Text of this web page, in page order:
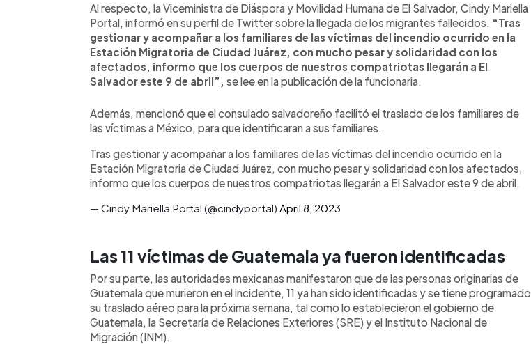
Al respecto, la Viceministra de Diáspora y Movilidad Humana de El Salvador, Cindy Mariella
Portal, informó en su perfil de Twitter sobre la llegada de los migrantes fallecidos. “Tras
gestionar y acompañar a los familiares de las víctimas del incendio ocurrido en la
Estación Migratoria de Ciudad Juárez, con mucho pesar y solidaridad con los
afectados, informo que los cuerpos de nuestros compatriotas llegarán a El
Salvador este 9 de abril”, se lee en la publicación de la funcionaria.
Además, mencionó que el consulado salvadoreño facilitó el traslado de los familiares de
las víctimas a México, para que identificaran a sus familiares.
Tras gestionar y acompañar a los familiares de las víctimas del incendio ocurrido en la
Estación Migratoria de Ciudad Juárez, con mucho pesar y solidaridad con los afectados,
informo que los cuerpos de nuestros compatriotas llegarán a El Salvador este 9 de abril.
— Cindy Mariella Portal (@cindyportal) April 8, 2023
Las 11 víctimas de Guatemala ya fueron identificadas
Por su parte, las autoridades mexicanas manifestaron que de las personas originarias de
Guatemala que murieron en el incidente, 11 ya han sido identificadas y se tiene programado
su traslado aéreo para la próxima semana, tal como lo establecieron el gobierno de
Guatemala, la Secretaría de Relaciones Exteriores (SRE) y el Instituto Nacional de
Migración (INM).